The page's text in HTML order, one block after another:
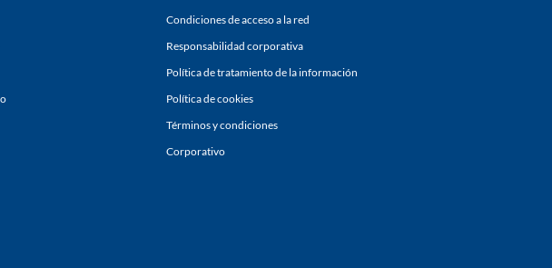
Condiciones de acceso a la red
Responsabilidad corporativa
Política de tratamiento de la información
Política de cookies
Términos y condiciones
Corporativo